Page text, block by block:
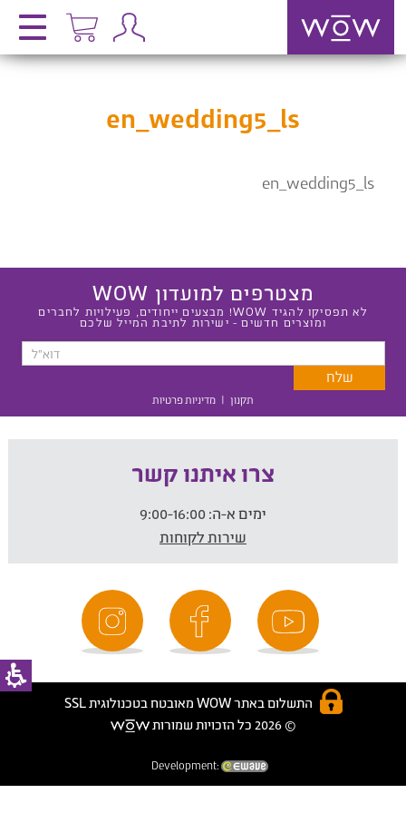
en_wedding5_ls
en_wedding5_ls
מצטרפים למועדון WOW
לא תפסיקו להגיד WOW! מבצעים ייחודים, פעילויות לחברים
ומוצרים חדשים - ישירות לתיבת המייל שלכם
תקנון | מדיניות פרטיות
צרו איתנו קשר
ימים א-ה:
שירות לקוחות
התשלום באתר WOW מאובטח בטכנולוגית SSL
© 2026 כל הזכויות שמורות
Development: